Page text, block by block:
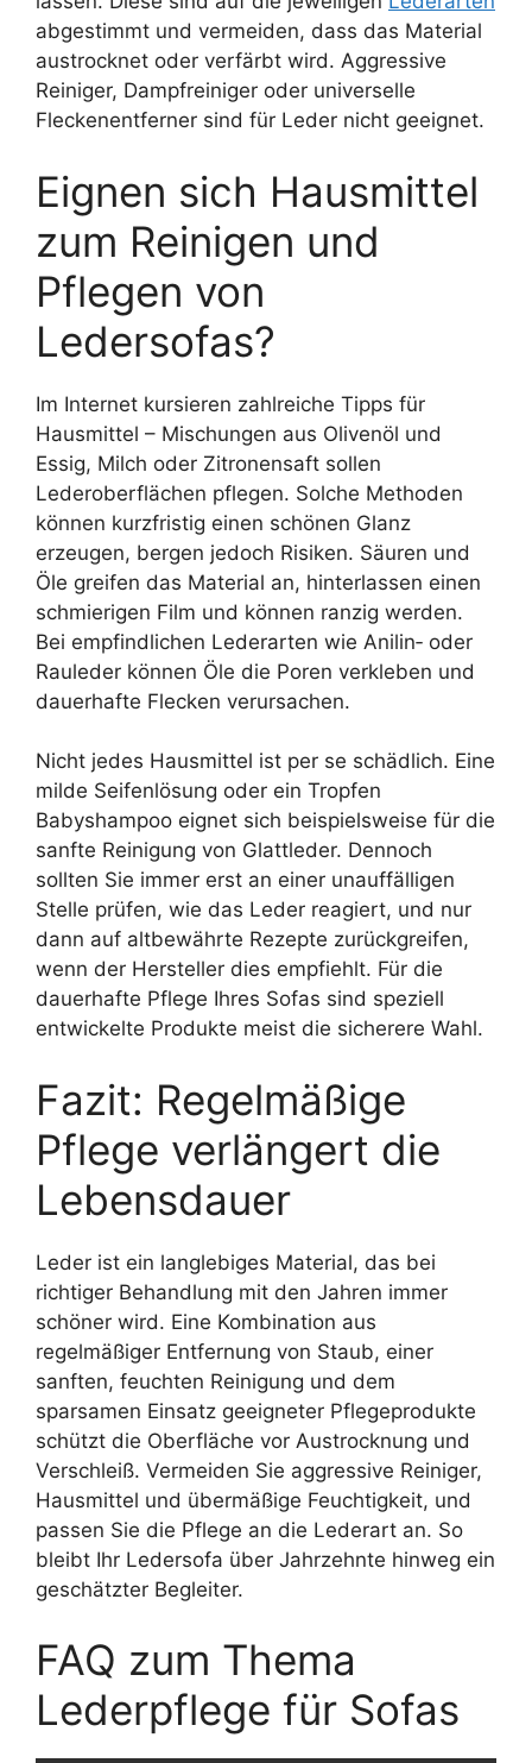
abgestimmt und vermeiden, dass das Material
austrocknet oder verfärbt wird. Aggressive
Reiniger, Dampfreiniger oder universelle
Fleckenentferner sind für Leder nicht geeignet.
Eignen sich Hausmittel
zum Reinigen und
Pflegen von
Ledersofas?
Im Internet kursieren zahlreiche Tipps für
Hausmittel – Mischungen aus Olivenöl und
Essig, Milch oder Zitronensaft sollen
Lederoberflächen pflegen. Solche Methoden
können kurzfristig einen schönen Glanz
erzeugen, bergen jedoch Risiken. Säuren und
Öle greifen das Material an, hinterlassen einen
schmierigen Film und können ranzig werden.
Bei empfindlichen Lederarten wie Anilin‑ oder
Rauleder können Öle die Poren verkleben und
dauerhafte Flecken verursachen.
Nicht jedes Hausmittel ist per se schädlich. Eine
milde Seifenlösung oder ein Tropfen
Babyshampoo eignet sich beispielsweise für die
sanfte Reinigung von Glattleder. Dennoch
sollten Sie immer erst an einer unauffälligen
Stelle prüfen, wie das Leder reagiert, und nur
dann auf altbewährte Rezepte zurückgreifen,
wenn der Hersteller dies empfiehlt. Für die
dauerhafte Pflege Ihres Sofas sind speziell
entwickelte Produkte meist die sicherere Wahl.
Fazit: Regelmäßige
Pflege verlängert die
Lebensdauer
Leder ist ein langlebiges Material, das bei
richtiger Behandlung mit den Jahren immer
schöner wird. Eine Kombination aus
regelmäßiger Entfernung von Staub, einer
sanften, feuchten Reinigung und dem
sparsamen Einsatz geeigneter Pflegeprodukte
schützt die Oberfläche vor Austrocknung und
Verschleiß. Vermeiden Sie aggressive Reiniger,
Hausmittel und übermäßige Feuchtigkeit, und
passen Sie die Pflege an die Lederart an. So
bleibt Ihr Ledersofa über Jahrzehnte hinweg ein
geschätzter Begleiter.
FAQ zum Thema
Lederpflege für Sofas